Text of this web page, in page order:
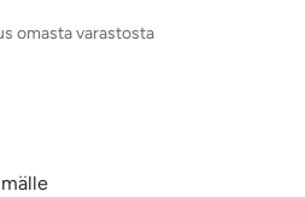
omasta varastosta